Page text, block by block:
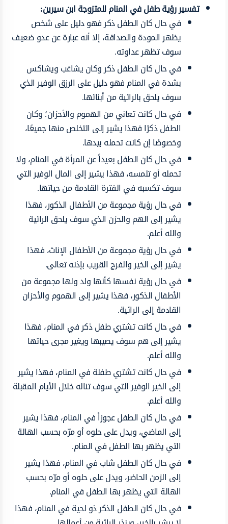
تفسير رؤية طفل في المنام للمتزوجة ابن سيرين:
في حال كان الطفل ذكر فهو دليل على شخص
يظهر المودة والصداقة، إلا أنه عبارة عن عدو ضعيف
سوف تظهر عداوته.
في حال كان الطفل ذكر وكان يشاغب ويشاكس
بشدة في المنام فهو دليل على الرزق الوفير الذي
سوف يلحق بالرائية من أبنائها.
في حال كانت تعاني من الهموم والأحزان؛ وكان
الطفل ذكرًا فهذا يشير إلى التخلص منها جميعًا،
وخصوصًا إن كانت تحمله بيدها.
في حال كان الطفل بعيداً عن المرأة في المنام، ولا
تحمله أو تلمسه، فهذا يشير إلى المال الوفير التي
سوف تكسبه في الفترة القادمة من حياتها.
في حال رؤية مجموعة من الأطفال الذكور، فهذا
يشير إلى الهم والحزن الذي سوف يلحق الرائية
والله أعلم.
في حال رؤية مجموعة من الأطفال الإناث، فهذا
يشير إلى الخير والفرج القريب بإذنه تعالى.
في حال رؤية نفسها كأنها ولد ولها مجموعة من
الأطفال الذكور، فهذا يشير إلى الهموم والأحزان
القادمة إلى الرائية.
في حال كانت تشتري طفل ذكر في المنام، فهذا
يشير إلى هم سوف يصيبها ويغير مجرى حياتها
والله أعلم.
في حال كانت تشتري طفلة في المنام، فهذا يشير
إلى الخير الوفير التي سوف تناله خلال الأيام المقبلة
والله أعلم.
في حال كان الطفل عجوزاً في المنام، فهذا يشير
إلى الماضي، ويدل على حلوه أو مرّه بحسب الهالة
التي يظهر بها الطفل في المنام.
في حال كان الطفل شاب في المنام، فهذا يشير
إلى الزمن الحاضر، ويدل على حلوه أو مرّه بحسب
الهالة التي يظهر بها الطفل في المنام.
في حال كان الطفل الذكر ذو لحية في المنام، فهذا